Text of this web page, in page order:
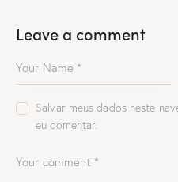
Leave a comment
Salvar meus dados neste
eu comentar.